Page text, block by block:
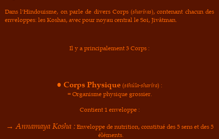
Dans l'Hindouisme, on parle de divers Corps (sharîras), contenant chacun des
enveloppes: les Koshas, avec pour noyau central le Soi, Jivâtman.
Il y a principalement 3 Corps :
● Corps Physique (sthûla-sharîra) :
= Organisme physique grossier.
Contient 1 enveloppe :
→ Annamaya Kosha : Enveloppe de nutrition, constitué des 5 sens et des 5
éléments.